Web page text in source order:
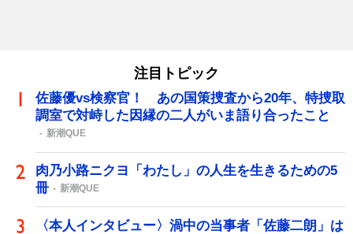
注目トピック
佐藤優vs検察官！ あの国策捜査から20年、特捜取
調室で対峙した因縁の二人がいま語り合ったこと
新潮QUE
肉乃小路ニクヨ「わたし」の人生を生きるための5
冊
新潮QUE
〈本人インタビュー〉渦中の当事者「佐藤二朗」は